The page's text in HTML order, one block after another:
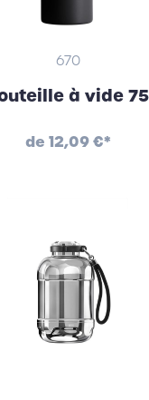
670
à vide
de 12,09 €*